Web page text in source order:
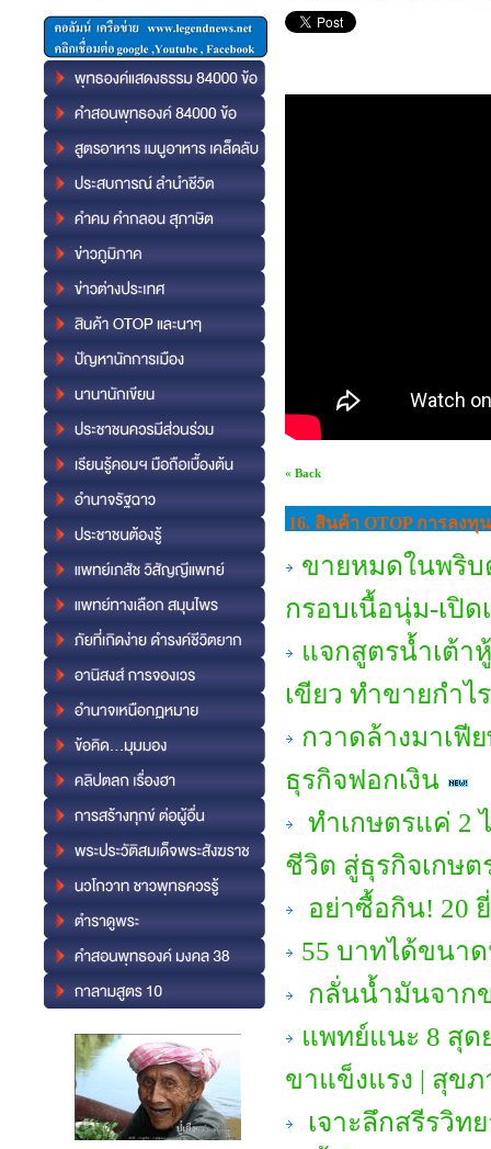
« Back
16. สินค้า OTOP การลง
ขายหมดในพริบ
กรอบเนื้อนุ่ม-เปิ
แจกสูตรน้ำเต้า
เขียว ทำขายกำไ
กวาดล้างมาเฟี
ธุรกิจฟอกเงิน
ทำเกษตรแค่ 2
ชีวิต สู่ธุรกิจเกษต
อย่าซื้อกิน! 20
55 บาทได้ขนา
กลั่นน้ำมันจาก
แพทย์แนะ 8 สุด
ขาแข็งแรง | สุขภ
เจาะลึกสรีรวิ